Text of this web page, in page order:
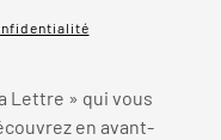
Lettre » qui vous
en avant-